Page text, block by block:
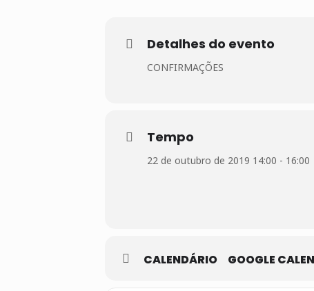
Detalhes do evento
CONFIRMAÇÕES
Tempo
22 de outubro de 2019 14:00 - 16:00
CALENDÁRIO GOOGLE